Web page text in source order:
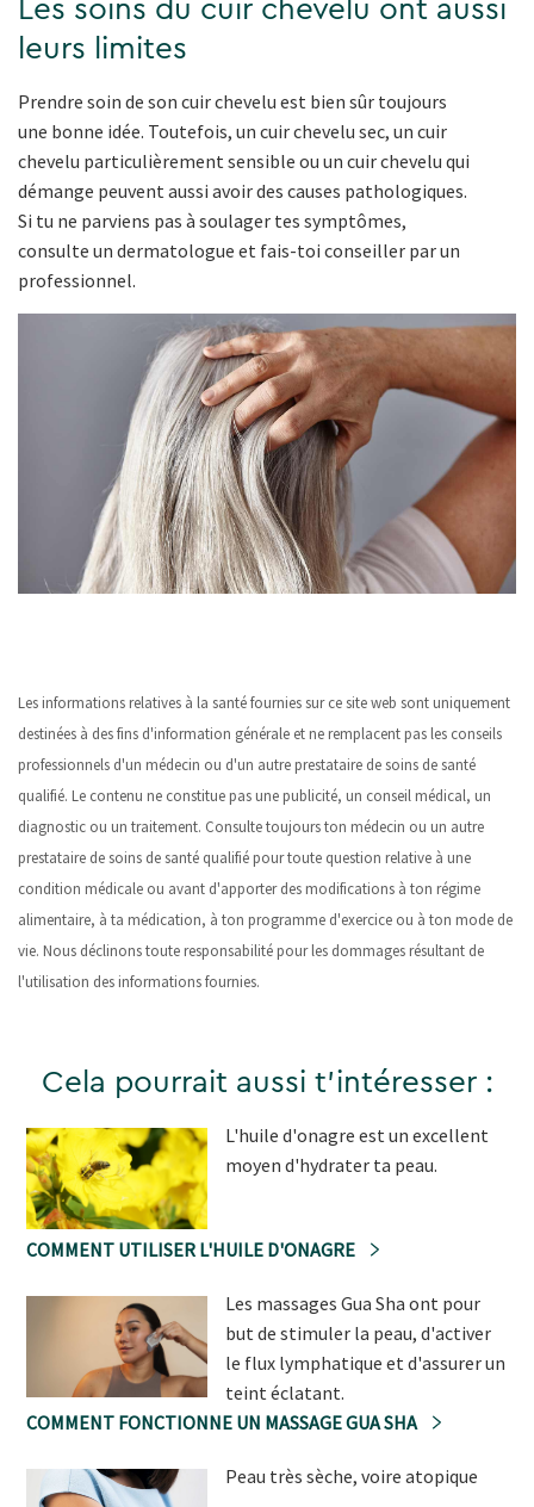
Les soins du cuir chevelu ont aussi
leurs limites
Prendre soin de son cuir chevelu est bien sûr toujours
une bonne idée. Toutefois, un cuir chevelu sec, un cuir
chevelu particulièrement sensible ou un cuir chevelu qui
démange peuvent aussi avoir des causes pathologiques.
Si tu ne parviens pas à soulager tes symptômes,
consulte un dermatologue et fais-toi conseiller par un
professionnel.
Les informations relatives à la santé fournies sur ce site web sont uniquement
destinées à des fins d'information générale et ne remplacent pas les conseils
professionnels d'un médecin ou d'un autre prestataire de soins de santé
qualifié. Le contenu ne constitue pas une publicité, un conseil médical, un
diagnostic ou un traitement. Consulte toujours ton médecin ou un autre
prestataire de soins de santé qualifié pour toute question relative à une
condition médicale ou avant d'apporter des modifications à ton régime
alimentaire, à ta médication, à ton programme d'exercice ou à ton mode de
vie. Nous déclinons toute responsabilité pour les dommages résultant de
l'utilisation des informations fournies.
Cela pourrait aussi t'intéresser :
L'huile d'onagre est un excellent
moyen d'hydrater ta peau.
COMMENT UTILISER L'HUILE D'ONAGRE
Les massages Gua Sha ont pour
but de stimuler la peau, d'activer
le flux lymphatique et d'assurer un
teint éclatant.
COMMENT FONCTIONNE UN MASSAGE GUA SHA
Peau très sèche, voire atopique